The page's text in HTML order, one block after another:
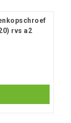
rvs a2